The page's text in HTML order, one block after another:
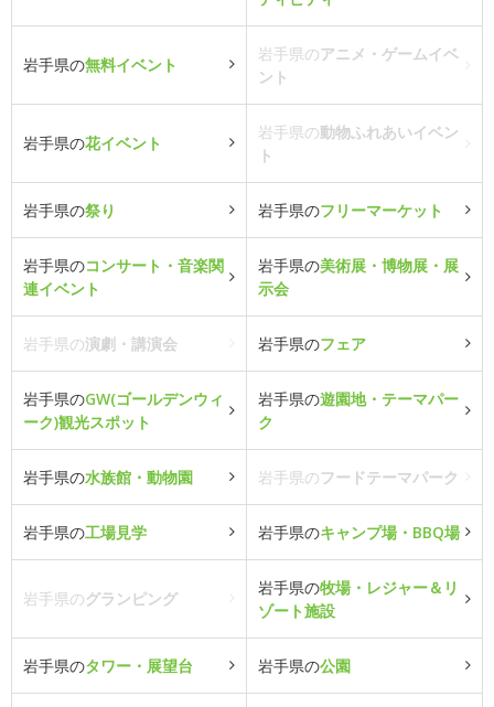
岩手県の無料イベント
岩手県のアニメ・ゲームイベ
ント
岩手県の花イベント
岩手県の動物ふれあいイベン
ト
岩手県の祭り 岩手県のフリーマーケット
岩手県のコンサート・音楽関
連イベント
岩手県の美術展・博物展・展
示会
岩手県の演劇・講演会 岩手県のフェア
岩手県のGW(ゴールデンウィ
ーク)観光スポット
岩手県の遊園地・テーマパー
ク
岩手県の水族館・動物園 岩手県のフードテーマパーク
岩手県の工場見学 岩手県のキャンプ場・BBQ場
岩手県のグランピング
岩手県の牧場・レジャー＆リ
ゾート施設
岩手県のタワー・展望台 岩手県の公園